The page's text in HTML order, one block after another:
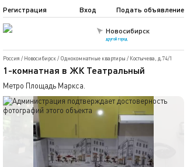
Новосибирск
другой город
Подать объявление
Регистрация Вход
Россия / Новосибирск/ Однокомнатные квартиры / Костычева, д.74/1
1-комнатная в ЖК Театральный
Метро Площадь Маркса.